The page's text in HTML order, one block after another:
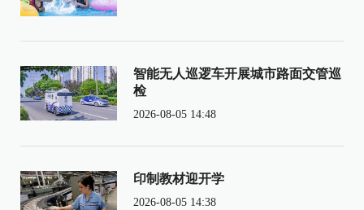
智能无人巡逻车开展城市路面交管巡
检
2026-08-05 14:48
印制教材迎开学
2026-08-05 14:38